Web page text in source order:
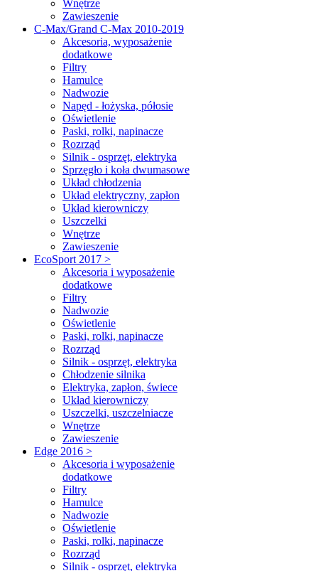
Wnętrze
Zawieszenie
C-Max/Grand C-Max 2010-2019
Akcesoria, wyposażenie
dodatkowe
Filtry
Hamulce
Nadwozie
Napęd - łożyska, półosie
Oświetlenie
Paski, rolki, napinacze
Rozrząd
Silnik - osprzęt, elektryka
Sprzęgło i koła dwumasowe
Układ chłodzenia
Układ elektryczny, zapłon
Układ kierowniczy
Uszczelki
Wnętrze
Zawieszenie
EcoSport 2017 >
Akcesoria i wyposażenie
dodatkowe
Filtry
Nadwozie
Oświetlenie
Paski, rolki, napinacze
Rozrząd
Silnik - osprzęt, elektryka
Chłodzenie silnika
Elektryka, zapłon, świece
Układ kierowniczy
Uszczelki, uszczelniacze
Wnętrze
Zawieszenie
Edge 2016 >
Akcesoria i wyposażenie
dodatkowe
Filtry
Hamulce
Nadwozie
Oświetlenie
Paski, rolki, napinacze
Rozrząd
Silnik - osprzęt, elektryka